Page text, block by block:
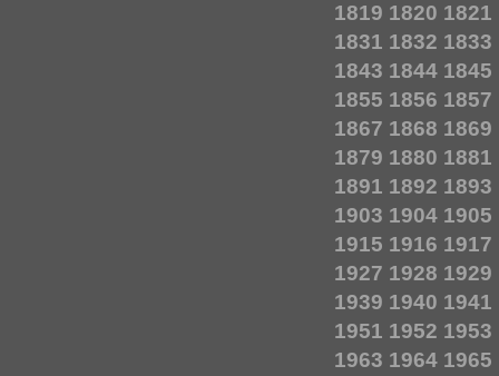
1819 1820 1821
1831 1832 1833
1843 1844 1845
1855 1856 1857
1867 1868 1869
1879 1880 1881
1891 1892 1893
1903 1904 1905
1915 1916 1917
1927 1928 1929
1939 1940 1941
1951 1952 1953
1963 1964 1965